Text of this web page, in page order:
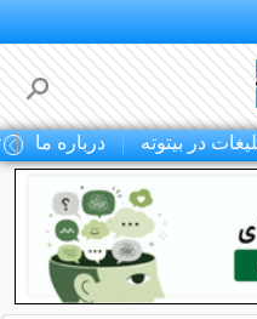
در بیتوته درباره ما